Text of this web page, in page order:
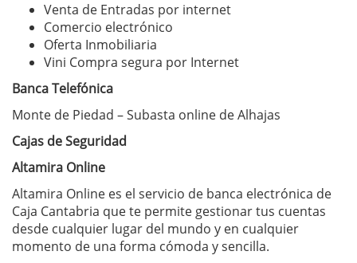
Venta de Entradas por internet
Comercio electrónico
Oferta Inmobiliaria
Vini Compra segura por Internet
Banca Telefónica
Monte de Piedad – Subasta online de Alhajas
Cajas de Seguridad
Altamira Online
Altamira Online es el servicio de banca electrónica de
Caja Cantabria que te permite gestionar tus cuentas
desde cualquier lugar del mundo y en cualquier
momento de una forma cómoda y sencilla.